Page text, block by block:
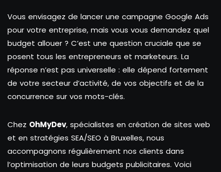
Vous envisagez de lancer une campagne Google Ads
pour votre entreprise, mais vous vous demandez quel
budget allouer ? C’est une question cruciale que se
posent tous les entrepreneurs et marketeurs. La
réponse n’est pas universelle : elle dépend fortement
de votre secteur d’activité, de vos objectifs et de la
concurrence sur vos mots-clés.
Chez OhMyDev, spécialistes en création de sites web
et en stratégies SEA/SEO à Bruxelles, nous
accompagnons régulièrement nos clients dans
l’optimisation de leurs budgets publicitaires. Voici